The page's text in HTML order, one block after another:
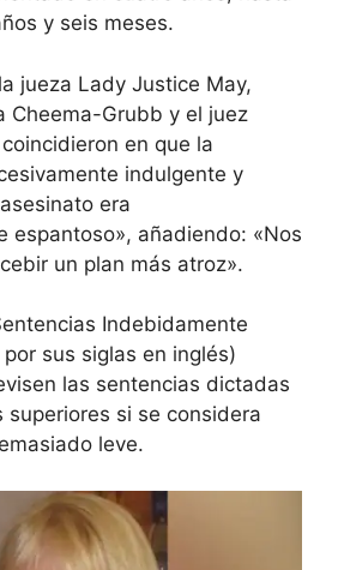
y seis meses.
jueza Lady Justice May,
Cheema-Grubb y el juez
en que la
indulgente y
era
espantoso», añadiendo: «Nos
un plan más atroz».
Indebidamente
sus siglas en inglés)
las sentencias dictadas
superiores si se considera
leve.